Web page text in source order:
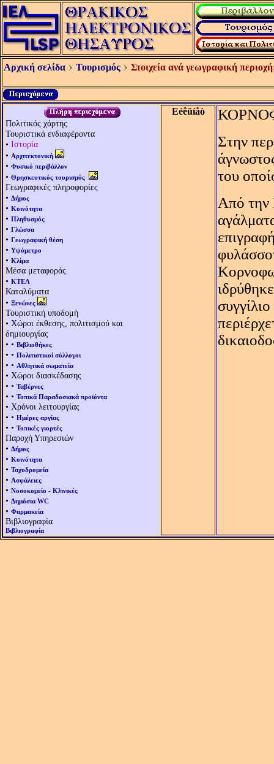
Αρχική σελίδα Τουρισμός Στοιχεία ανά γεωγραφική
Πολιτικός χάρτης
Τουριστικά ενδιαφέροντα
• Ιστορία
• Αρχιτεκτονική
• Φυσικό περιβάλλον
• Θρησκευτικός τουρισμός
Γεωγραφικές πληροφορίες
• Δήμος
• Κοινότητα
• Πληθυσμός
• Γλώσσα
• Γεωγραφική θέση
• Υψόμετρο
• Κλίμα
Μέσα μεταφοράς
• ΚΤΕΛ
Καταλύματα
• Ξενώνες
Τουριστική υποδομή
• Χώροι έκθεσης, πολιτισμού και
δημιουργίας
• • Βιβλιοθήκες
• • Πολιτιστικοί σύλλογοι
• • Αθλητικά σωματεία
• Χώροι διασκέδασης
• • Ταβέρνες
• • Τοπικά Παραδοσιακά προϊόντα
• Χρόνοι λειτουργίας
• • Ημέρες αργίας
• • Τοπικές γιορτές
Παροχή Υπηρεσιών
• Δήμος
• Κοινότητα
• Ταχυδρομεία
• Ασφάλειες
• Νοσοκομείο - Κλινικές
• Δημόσια WC
• Φαρμακεία
Βιβλιογραφία
Βιβλιογραφία
Eéêüíåò
Στην
του
Aπό την